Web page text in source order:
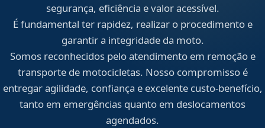
segurança, eficiência e valor acessível.
É fundamental ter rapidez, realizar o procedimento e
garantir a integridade da moto.
Somos reconhecidos pelo atendimento em remoção e
transporte de motocicletas. Nosso compromisso é
entregar agilidade, confiança e excelente custo-benefício,
tanto em emergências quanto em deslocamentos
agendados.